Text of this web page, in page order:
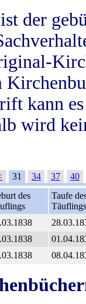
der
kann
wird
31 34 37
40
des
Taufe
Täuflings